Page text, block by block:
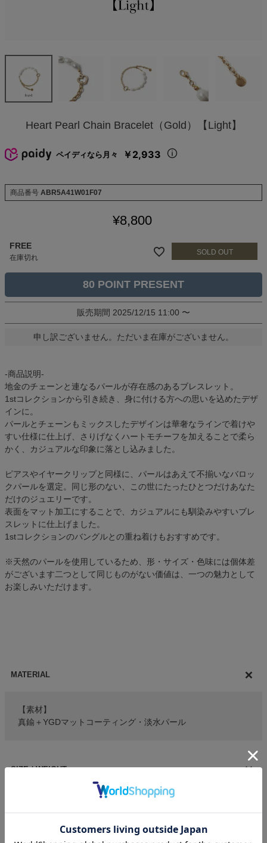
Heart Pearl Chain Bracelet（Gold）【Light】
ペイディなら月々 ￥2,933
商品番号 ABR5A41W01F07
¥8,800
FREE
在庫切れ
80
販売期間 2025/12/15 11:00 〜
申し訳ございません。ただいま在庫がございません。
-商品説明-
地金のチェーンと連なるパールが存在感のあるブレスレット。
1stコレクションから引き続き、身に付ける方への思いを込めたデザ
インに。
パールとチェーンもミックスしたデザインは華奢なラインで着けや
すい仕様に仕上げ、さりげなくハートモチーフを加えることで柔ら
かく、カジュアルな印象に落とし込みました。
ピアスやイヤークリップと同様に、パールはあえて不揃いなバロッ
クパールを選定。同じ形のない、この世にたったひとつだけあなた
だけのジュエリーです。
表面をマット加工にすることで、カジュアルにも馴染みやすいブレ
スレットに仕上げました。
1stコレクションのバングルとの重ね着けもおすすめです。
※天然のパールを使用しているため、形・サイズ・色味には個体差
がございます二つとして同じものがない価値は、一つの魅力として
お楽しみいただけます。
MATERIAL
【素材】
真鍮＋YGDマットコーティング・淡水パール
SIZE / WEIGHT
重さ：約12.1g